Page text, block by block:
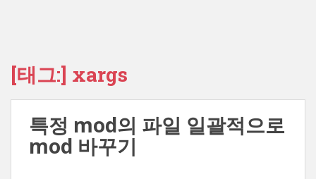
[태그:] xargs
특정 mod의 파일 일괄적으로
mod 바꾸기